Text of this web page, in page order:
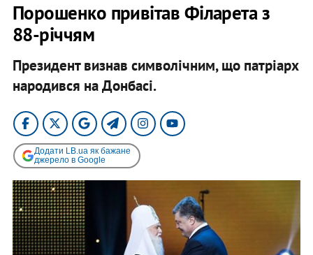
Порошенко привітав Філарета з
88-річчям
Президент визнав символічним, що патріарх
народився на Донбасі.
Додати LB.ua як бажане
джерело в Google